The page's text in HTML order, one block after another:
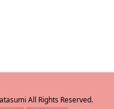
All Rights Reserved.